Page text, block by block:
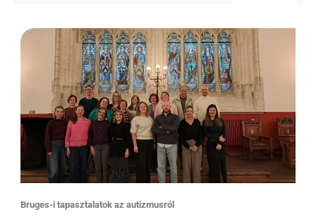
Bruges-i tapasztalatok az autizmusról